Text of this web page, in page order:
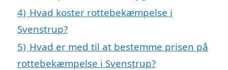
4) Hvad koster rottebekæmpelse i
Svenstrup?
5) Hvad er med til at bestemme prisen på
rottebekæmpelse i Svenstrup?